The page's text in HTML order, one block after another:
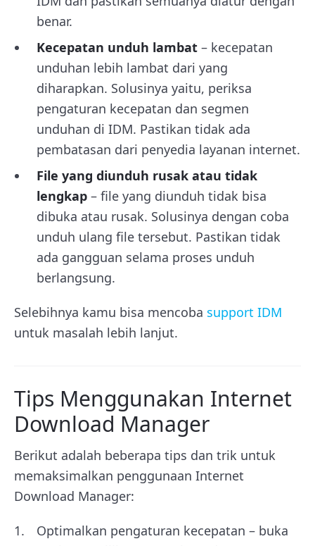
benar.
Kecepatan unduh lambat – kecepatan
unduhan lebih lambat dari yang
diharapkan. Solusinya yaitu, periksa
pengaturan kecepatan dan segmen
unduhan di IDM. Pastikan tidak ada
pembatasan dari penyedia layanan internet.
File yang diunduh rusak atau tidak
lengkap – file yang diunduh tidak bisa
dibuka atau rusak. Solusinya dengan coba
unduh ulang file tersebut. Pastikan tidak
ada gangguan selama proses unduh
berlangsung.
Selebihnya kamu bisa mencoba support IDM
untuk masalah lebih lanjut.
Tips Menggunakan Internet
Download Manager
Berikut adalah beberapa tips dan trik untuk
memaksimalkan penggunaan Internet
Download Manager:
Optimalkan pengaturan kecepatan – buka